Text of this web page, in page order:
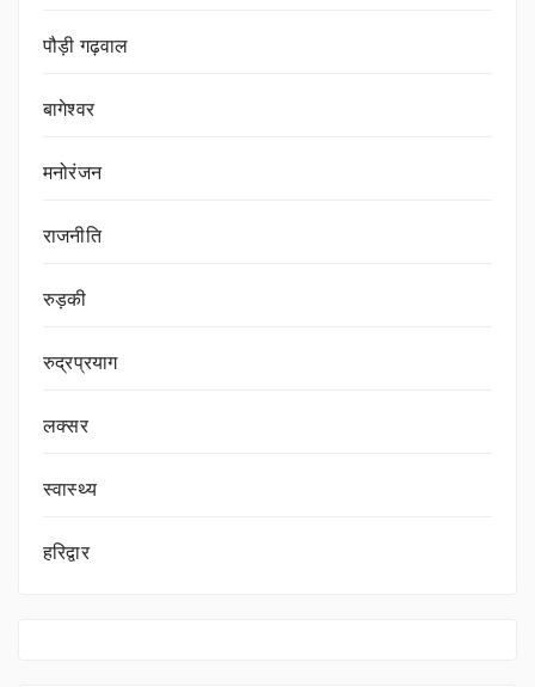
पौड़ी गढ़वाल
बागेश्वर
मनोरंजन
राजनीति
रुड़की
रुद्रप्रयाग
लक्सर
स्वास्थ्य
हरिद्वार